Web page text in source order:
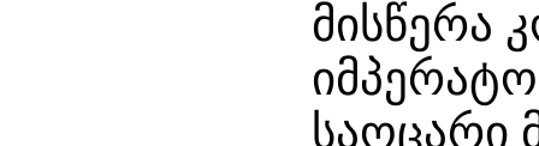
მისწერა
საოცარი